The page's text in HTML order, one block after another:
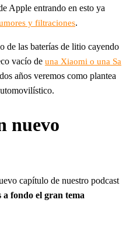
Apple entrando en esto ya
y filtraciones.
de las baterías de litio cayendo
vacío de una Xiaomi o una Sa
años veremos como plantea
nuevo
capítulo de nuestro podcast
a fondo el gran tema